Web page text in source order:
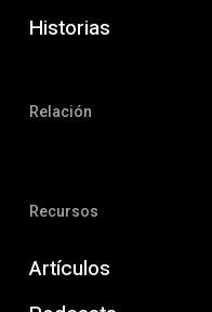
Historias
Relación
Recursos
Artículos